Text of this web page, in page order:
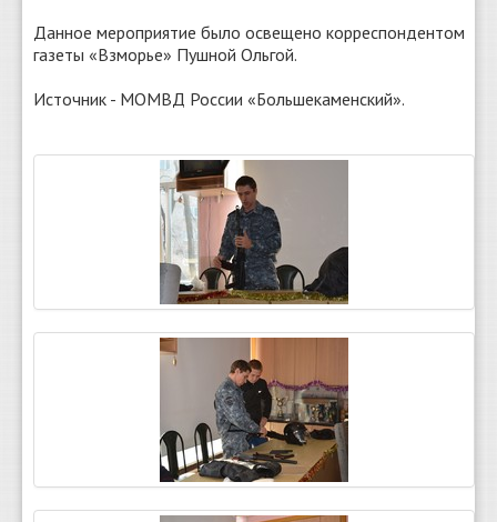
Данное мероприятие было освещено корреспондентом
газеты «Взморье» Пушной Ольгой.
Источник - МОМВД России «Большекаменский».